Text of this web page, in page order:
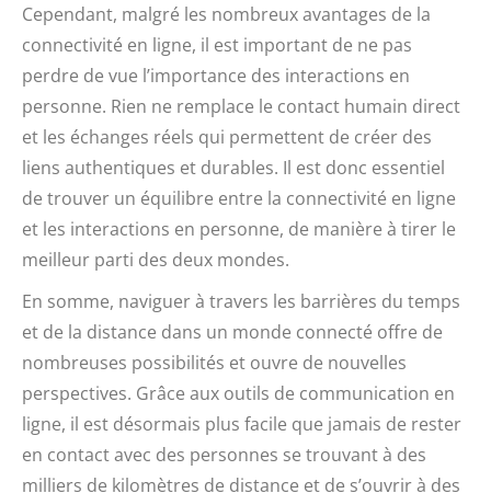
Cependant, malgré les nombreux avantages de la
connectivité en ligne, il est important de ne pas
perdre de vue l’importance des interactions en
personne. Rien ne remplace le contact humain direct
et les échanges réels qui permettent de créer des
liens authentiques et durables. Il est donc essentiel
de trouver un équilibre entre la connectivité en ligne
et les interactions en personne, de manière à tirer le
meilleur parti des deux mondes.
En somme, naviguer à travers les barrières du temps
et de la distance dans un monde connecté offre de
nombreuses possibilités et ouvre de nouvelles
perspectives. Grâce aux outils de communication en
ligne, il est désormais plus facile que jamais de rester
en contact avec des personnes se trouvant à des
milliers de kilomètres de distance et de s’ouvrir à des